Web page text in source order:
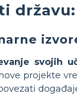
svojih
projekte